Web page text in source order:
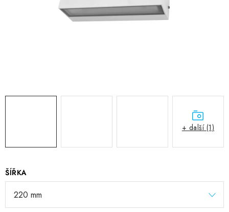
ŠÍŘKA
+ další (1)